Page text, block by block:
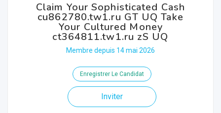
Claim Your Sophisticated Cash
cu862780.tw1.ru GT UQ Take
Your Cultured Money
ct364811.tw1.ru zS UQ
Membre depuis 14 mai 2026
Enregistrer Le Candidat
Inviter